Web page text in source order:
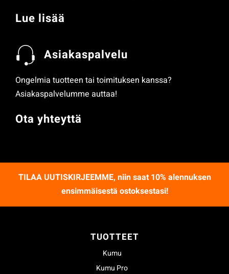
Lue lisää
Asiakaspalvelu
Ongelmia tuotteen tai toimituksen kanssa?
Asiakaspalvelumme auttaa!
Ota yhteyttä
TILAA UUTISKIRJEEMME, niin saat 10% alennuksen
ensimmäisestä ostoksestasi!
TUOTTEET
Kumu
Kumu Pro